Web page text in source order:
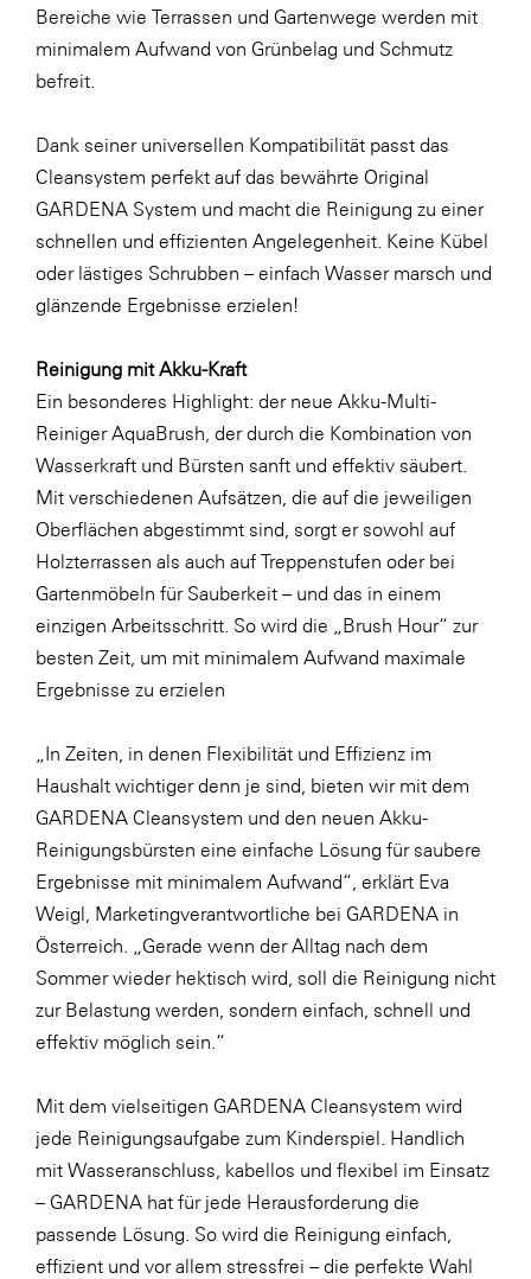
Bereiche wie Terrassen und Gartenwege werden mit
minimalem Aufwand von Grünbelag und Schmutz
befreit.
Dank seiner universellen Kompatibilität passt das
Cleansystem perfekt auf das bewährte Original
GARDENA System und macht die Reinigung zu einer
schnellen und effizienten Angelegenheit. Keine Kübel
oder lästiges Schrubben – einfach Wasser marsch und
glänzende Ergebnisse erzielen!
Reinigung mit Akku-Kraft
Ein besonderes Highlight: der neue Akku-Multi-
Reiniger AquaBrush, der durch die Kombination von
Wasserkraft und Bürsten sanft und effektiv säubert.
Mit verschiedenen Aufsätzen, die auf die jeweiligen
Oberflächen abgestimmt sind, sorgt er sowohl auf
Holzterrassen als auch auf Treppenstufen oder bei
Gartenmöbeln für Sauberkeit – und das in einem
einzigen Arbeitsschritt. So wird die „Brush Hour“ zur
besten Zeit, um mit minimalem Aufwand maximale
Ergebnisse zu erzielen
„In Zeiten, in denen Flexibilität und Effizienz im
Haushalt wichtiger denn je sind, bieten wir mit dem
GARDENA Cleansystem und den neuen Akku-
Reinigungsbürsten eine einfache Lösung für saubere
Ergebnisse mit minimalem Aufwand“, erklärt Eva
Weigl, Marketingverantwortliche bei GARDENA in
Österreich. „Gerade wenn der Alltag nach dem
Sommer wieder hektisch wird, soll die Reinigung nicht
zur Belastung werden, sondern einfach, schnell und
effektiv möglich sein.“
Mit dem vielseitigen GARDENA Cleansystem wird
jede Reinigungsaufgabe zum Kinderspiel. Handlich
mit Wasseranschluss, kabellos und flexibel im Einsatz
– GARDENA hat für jede Herausforderung die
passende Lösung. So wird die Reinigung einfach,
effizient und vor allem stressfrei – die perfekte Wahl